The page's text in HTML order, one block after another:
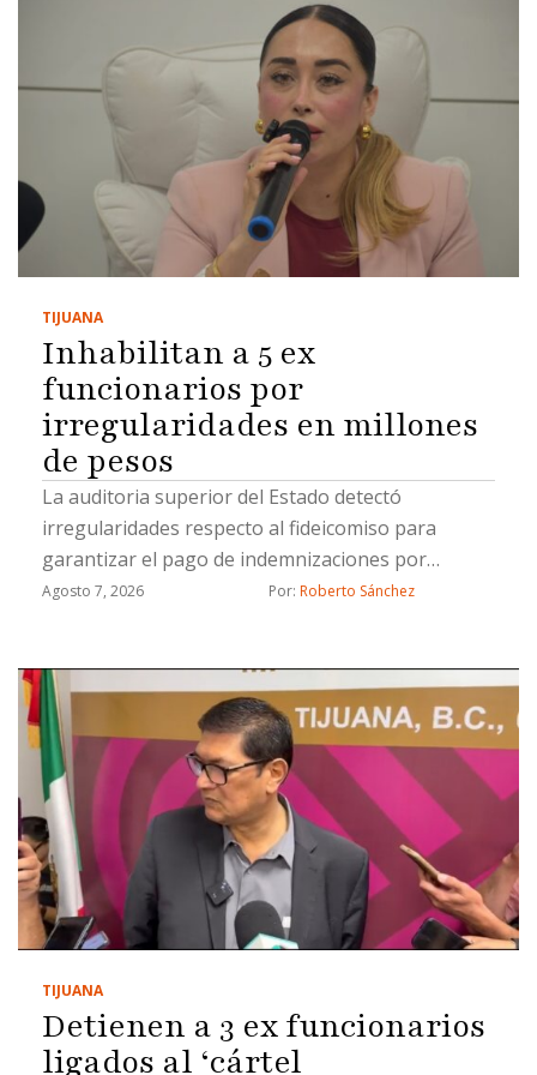
TIJUANA
Inhabilitan a 5 ex
funcionarios por
irregularidades en millones
de pesos
La auditoria superior del Estado detectó
irregularidades respecto al fideicomiso para
garantizar el pago de indemnizaciones por
fallecimiento a los causahabientes del personal
Agosto 7, 2026 Por: Roberto Sánchez
TIJUANA
Detienen a 3 ex funcionarios
ligados al ‘cártel